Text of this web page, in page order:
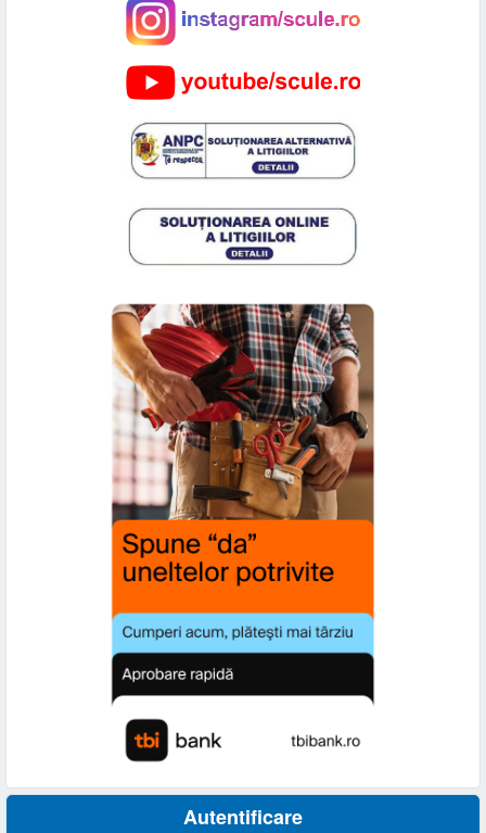
Autentificare